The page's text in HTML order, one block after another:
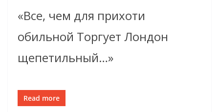
«Все, чем для прихоти
обильной Торгует Лондон
щепетильный…»
Read more